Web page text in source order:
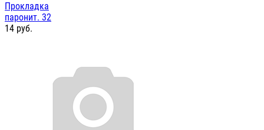
Прокладка
паронит. 32
14 руб.